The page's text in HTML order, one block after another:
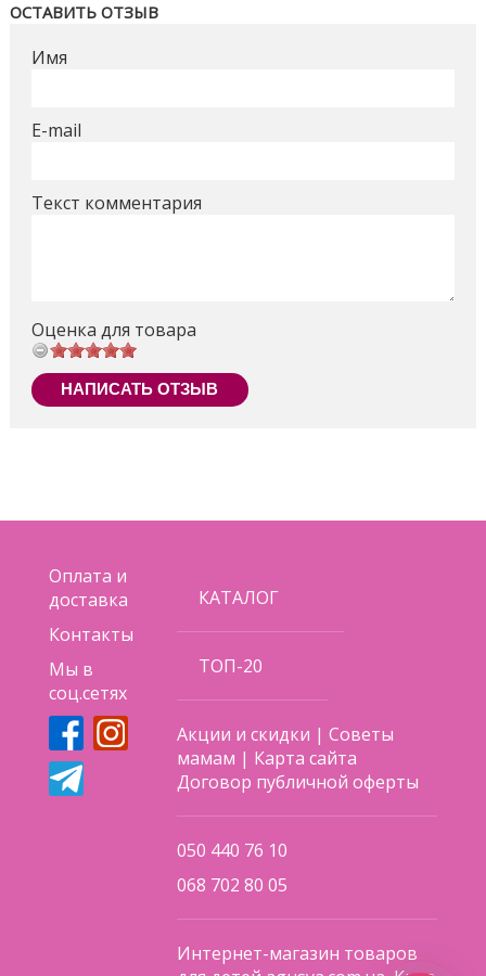
дитину, коли захочеться відпочити від пересувань.
Розміри ящика - 60*13,5*72см
ОСТАВИТЬ ОТЗЫВ
Имя
E-mail
Текст комментария
Оценка для товара
НАПИСАТЬ ОТЗЫВ
Оплата и
доставка
Контакты
Мы в
соц.сетях
КАТАЛОГ
ТОП-20
Акции и скидки |Советы
мамам | Карта сайта
Договор публичной оферты
050 440 76 10
068 702 80 05
Интернет-магазин товаров